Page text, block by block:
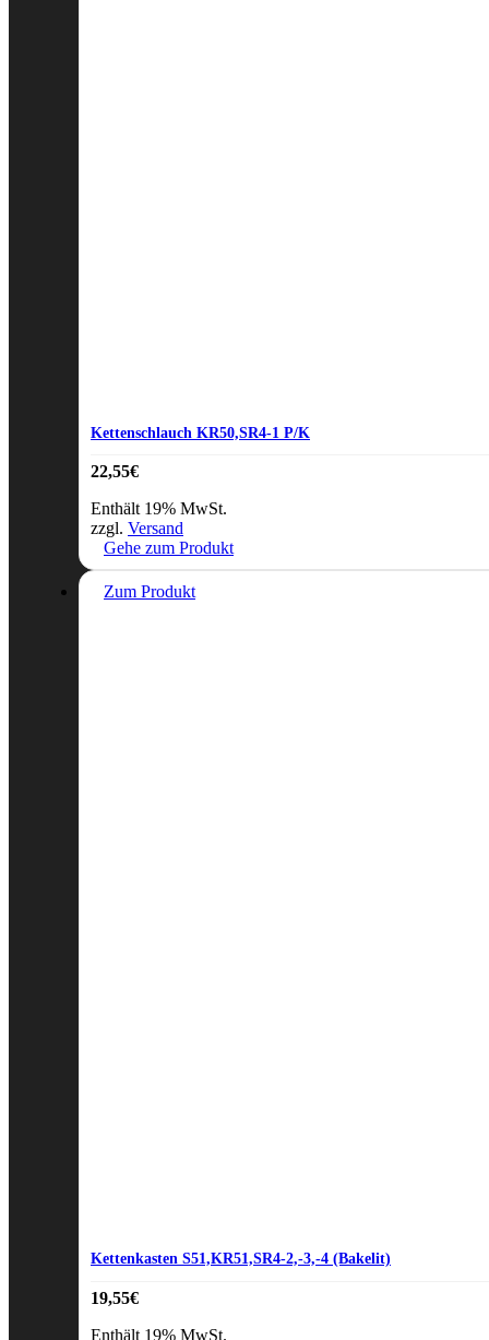
Kettenschlauch KR50,SR4-1 P/K
22,55€
Enthält 19% MwSt.
zzgl. Versand
Gehe zum Produkt
Zum Produkt
Kettenkasten S51,KR51,SR4-2,-3,-4 (Bakelit)
19,55€
Enthält 19% MwSt.